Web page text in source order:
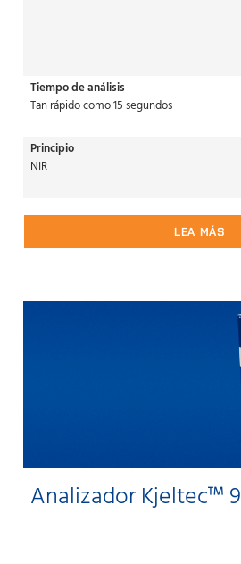
Tiempo de análisis
Tan rápido como 15 segundos
Principio
NIR
LEA MÁS
Analizador Kjeltec™ 9